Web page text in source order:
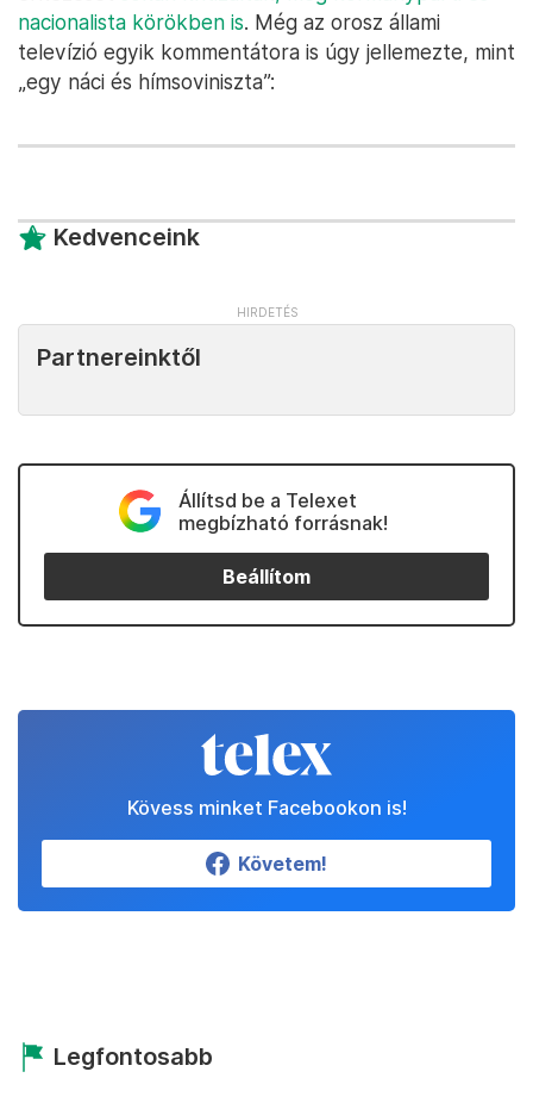
nacionalista körökben is. Még az orosz állami
televízió egyik kommentátora is úgy jellemezte, mint
„egy náci és hímsoviniszta”:
Kedvenceink
Partnereinktől
Állítsd be a Telexet
megbízható forrásnak!
Beállítom
Kövess minket Facebookon is!
Követem!
Legfontosabb